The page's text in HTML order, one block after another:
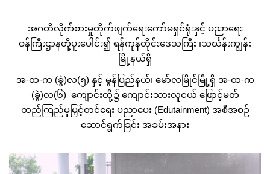
အဂတိလိုက်စားမှုတိုက်ဖျက်ရေးကော်မရှင်ရုံးနှင့် ပညာရေး
ဝန်ကြီးဌာနတို့ပူးပေါင်း၍ ရန်ကုန်တိုင်းဒေသကြီး ၊သင်္ဃန်းကျွန်း
မြို့နယ်ရှိ
အ-ထ-က (ခွဲ)လ(၅) နှင့် မွန်ပြည်နယ်၊ မော်လမြိုင်မြို့ရှိ အ-ထ-က
(ခွဲ)လ(၆) ကျောင်းတို့၌ ကျောင်းသားလူငယ် ဖြောင့်မတ်
တည်ကြည်မှုမြှင့်တင်ရေး ပညာပေး (Edutainment) အစီအစဉ်
ဆောင်ရွက်ခြင်း အခမ်းအနား